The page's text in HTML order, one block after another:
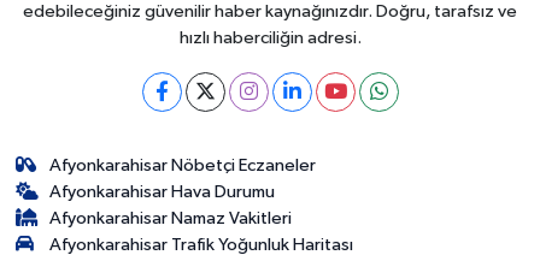
edebileceğiniz güvenilir haber kaynağınızdır. Doğru, tarafsız ve
hızlı haberciliğin adresi.
Afyonkarahisar Nöbetçi Eczaneler
Afyonkarahisar Hava Durumu
Afyonkarahisar Namaz Vakitleri
Afyonkarahisar Trafik Yoğunluk Haritası